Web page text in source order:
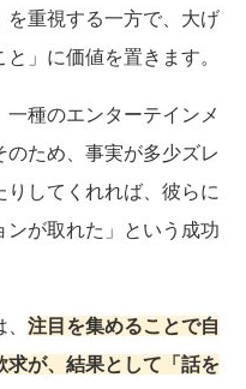
を重視する一方で、大げ
」に価値を置きます。
種のエンターテインメ
ため、事実が多少ズレ
してくれれば、彼らに
ンが取れた」という成功
注目を集めることで自
が、結果として「話を